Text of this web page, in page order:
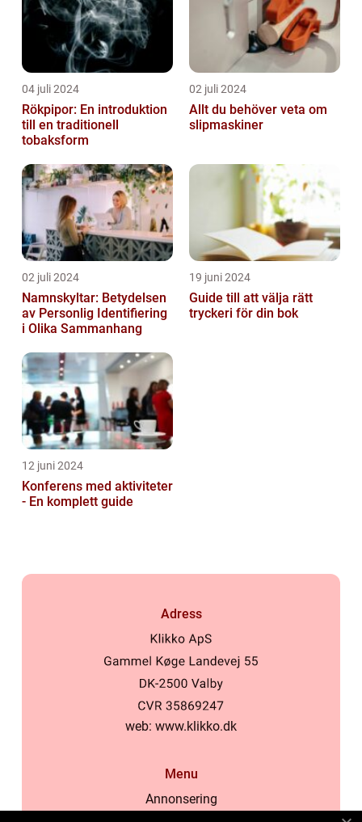
04 juli 2024
Rökpipor: En introduktion
till en traditionell
tobaksform
02 juli 2024
Allt du behöver veta om
slipmaskiner
02 juli 2024
Namnskyltar: Betydelsen
av Personlig Identifiering
i Olika Sammanhang
19 juni 2024
Guide till att välja rätt
tryckeri för din bok
12 juni 2024
Konferens med aktiviteter
- En komplett guide
Adress
web: www.klikko.dk
Menu
Annonsering